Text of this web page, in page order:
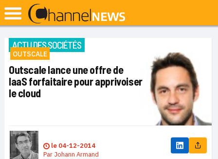
ACTU DES SOCIÉTÉS
OUTSCALE
Outscale lance une offre de
IaaS forfaitaire pour apprivoiser
le cloud
le 04-12-2014
Par Johann Armand